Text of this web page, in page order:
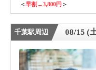
＜早割→3,800円 ＞
千葉駅周辺 08/15 (